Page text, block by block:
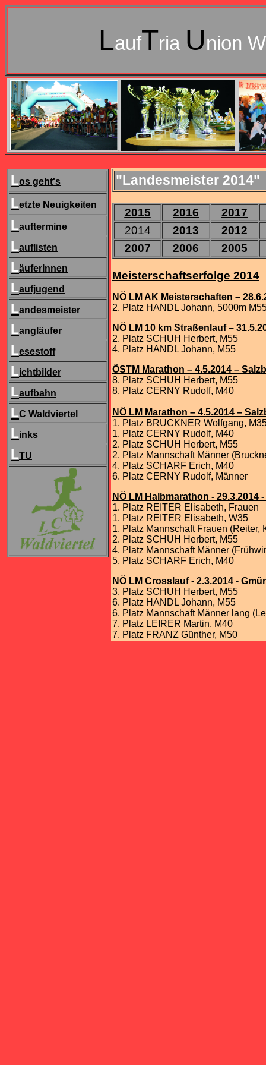
LaufTria Union
Los geht's
Letzte Neuigkeiten
Lauftermine
Lauflisten
LäuferInnen
Laufjugend
Landesmeister
Langläufer
Lesestoff
Lichtbilder
Laufbahn
LC Waldviertel
Links
LTU
"Landesmeister 2014"
2015 2016
2017
2014
2013
2012
2007
2006 2005
Meisterschaftserfolge 2014
NÖ LM AK Meisterschaften –
2. Platz HANDL Johann, 5000m
NÖ LM 10 km Straßenlauf –
2. Platz SCHUH Herbert, M55
4. Platz HANDL Johann, M55
ÖSTM Marathon – 4.5.2014 –
8. Platz SCHUH Herbert, M55
8. Platz CERNY Rudolf, M40
NÖ LM Marathon – 4.5.2014 –
1. Platz BRUCKNER Wolfgang,
1. Platz CERNY Rudolf, M40
2. Platz SCHUH Herbert, M55
2. Platz Mannschaft Männer
4. Platz SCHARF Erich, M40
6. Platz CERNY Rudolf, Männer
NÖ LM Halbmarathon - 29.3.2014
1. Platz REITER Elisabeth, Frauen
1. Platz REITER Elisabeth, W35
1. Platz Mannschaft Frauen (Reiter,
2. Platz SCHUH Herbert, M55
4. Platz Mannschaft Männer
5. Platz SCHARF Erich, M40
NÖ LM Crosslauf - 2.3.2014 -
3. Platz SCHUH Herbert, M55
6. Platz HANDL Johann, M55
6. Platz Mannschaft Männer lang
7. Platz LEIRER Martin, M40
7. Platz FRANZ Günther, M50